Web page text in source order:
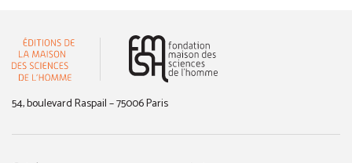
54, boulevard Raspail – 75006 Paris